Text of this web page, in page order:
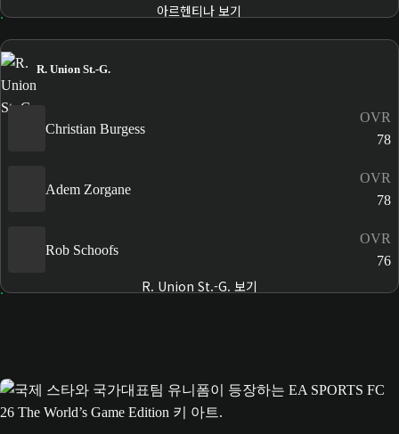
아르헨티나 보기
R. Union St.-G.
Christian Burgess
OVR
78
Adem Zorgane
OVR
78
Rob Schoofs
OVR
76
R. Union St.-G. 보기